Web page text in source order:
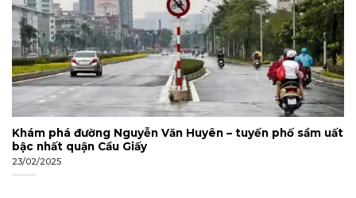
Khám phá đường Nguyễn Văn Huyên – tuyến phố sầm uất
bậc nhất quận Cầu Giấy
23/02/2025